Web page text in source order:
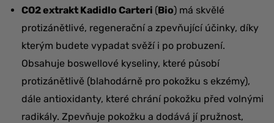
CO2 extrakt Kadidlo Carteri (Bio) má skvělé
protizánětlivé, regenerační a zpevňující účinky, díky
kterým budete vypadat svěží i po probuzení.
Obsahuje boswellové kyseliny, které působí
protizánětlivě (blahodárně pro pokožku s ekzémy),
dále antioxidanty, které chrání pokožku před volnými
radikály. Zpevňuje pokožku a dodává jí pružnost,